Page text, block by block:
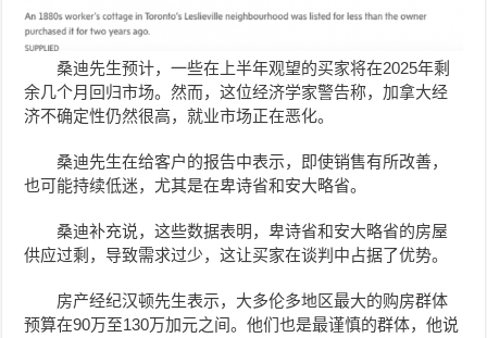
桑迪先生预计，一些在上半年观望的买家将在2025年剩
余几个月回归市场。然而，这位经济学家警告称，加拿大经
济不确定性仍然很高，就业市场正在恶化。
桑迪先生在给客户的报告中表示，即使销售有所改善，
也可能持续低迷，尤其是在卑诗省和安大略省。
桑迪补充说，这些数据表明，卑诗省和安大略省的房屋
供应过剩，导致需求过少，这让买家在谈判中占据了优势。
房产经纪汉顿先生表示，大多伦多地区最大的购房群体
预算在90万至130万加元之间。他们也是最谨慎的群体，他说